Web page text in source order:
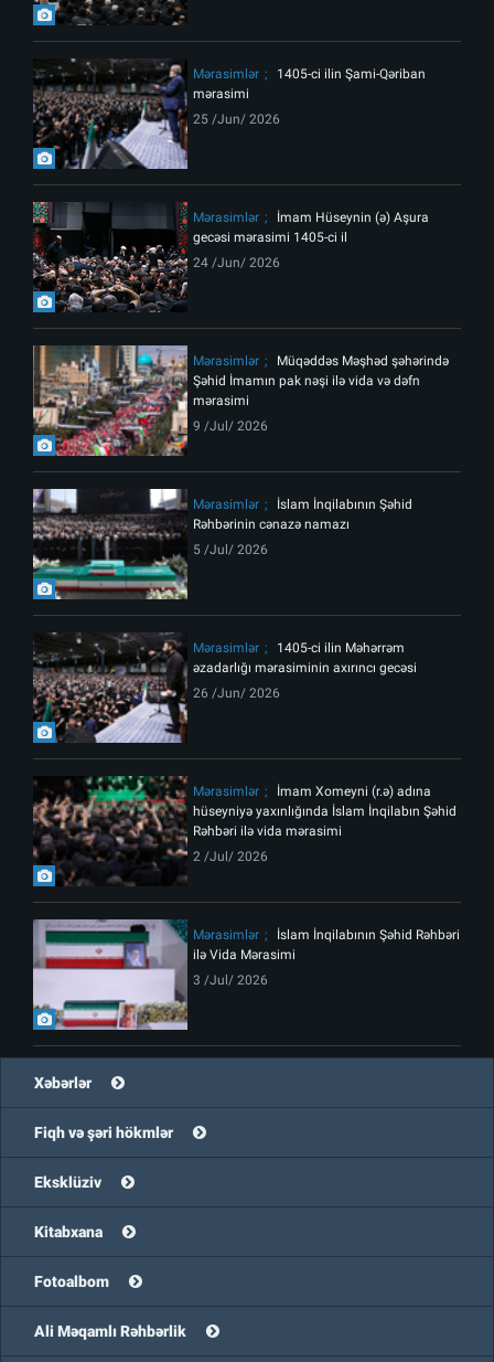
Mərasimlər
1405-ci ilin Şami-Qəriban
mərasimi
25 /Jun/ 2026
Mərasimlər
İmam Hüseynin (ə) Aşura
gecəsi mərasimi 1405-ci il
24 /Jun/ 2026
Mərasimlər
Müqəddəs Məşhəd şəhərində
Şəhid İmamın pak nəşi ilə vida və dəfn
mərasimi
9 /Jul/ 2026
Mərasimlər
İslam İnqilabının Şəhid
Rəhbərinin cənazə namazı
5 /Jul/ 2026
Mərasimlər
1405-ci ilin Məhərrəm
əzadarlığı mərasiminin axırıncı gecəsi
26 /Jun/ 2026
Mərasimlər
İmam Xomeyni (r.ə) adına
hüseyniyə yaxınlığında İslam İnqilabın Şəhid
Rəhbəri ilə vida mərasimi
2 /Jul/ 2026
Mərasimlər
İslam İnqilabının Şəhid Rəhbəri
ilə Vida Mərasimi
3 /Jul/ 2026
Xəbərlər
Fiqh və şəri hökmlər
Eksklüziv
Kitabxana
Fotoalbom
Ali Məqamlı Rəhbərlik